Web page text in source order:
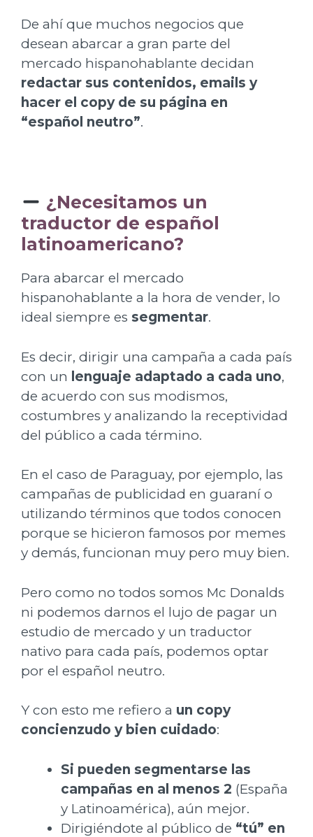
De ahí que muchos negocios que
desean abarcar a gran parte del
mercado hispanohablante decidan
redactar sus contenidos, emails y
hacer el copy de su página en
“español neutro”.
¿Necesitamos un
traductor de español
latinoamericano?
Para abarcar el mercado
hispanohablante a la hora de vender, lo
ideal siempre es segmentar.
Es decir, dirigir una campaña a cada país
con un lenguaje adaptado a cada uno,
de acuerdo con sus modismos,
costumbres y analizando la receptividad
del público a cada término.
En el caso de Paraguay, por ejemplo, las
campañas de publicidad en guaraní o
utilizando términos que todos conocen
porque se hicieron famosos por memes
y demás, funcionan muy pero muy bien.
Pero como no todos somos Mc Donalds
ni podemos darnos el lujo de pagar un
estudio de mercado y un traductor
nativo para cada país, podemos optar
por el español neutro.
Y con esto me refiero a un copy
concienzudo y bien cuidado:
Si pueden segmentarse las
campañas en al menos 2 (España
y Latinoamérica), aún mejor.
Dirigiéndote al público de “tú” en